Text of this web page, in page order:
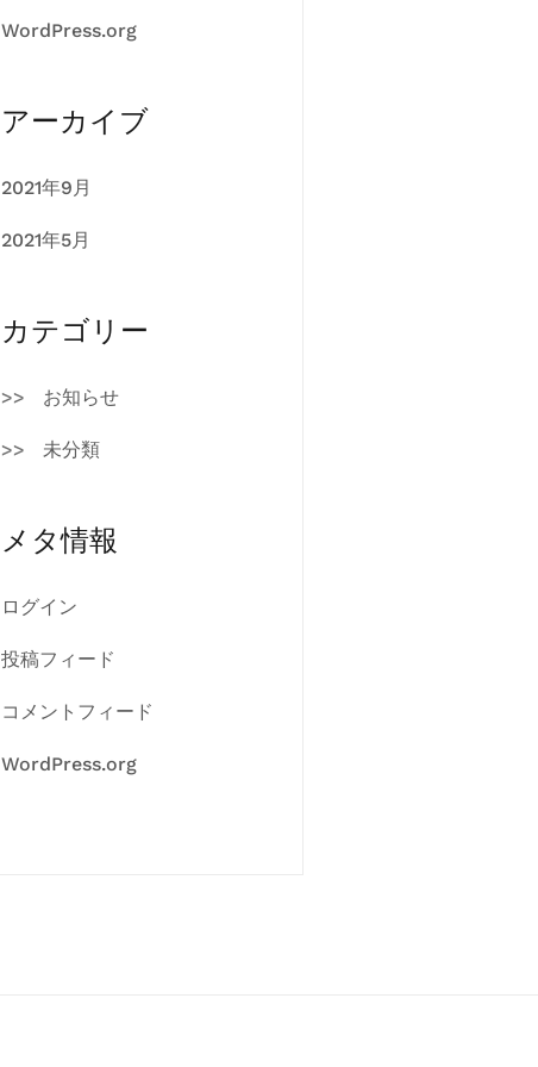
WordPress.org
アーカイブ
2021年9月
2021年5月
カテゴリー
お知らせ
未分類
メタ情報
ログイン
投稿フィード
コメントフィード
WordPress.org